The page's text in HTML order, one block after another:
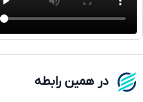
در همین رابطه